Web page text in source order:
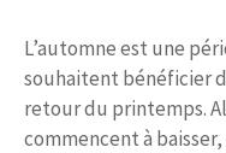
L’automne est une
souhaitent bénéficier
retour du printemps.
commencent à